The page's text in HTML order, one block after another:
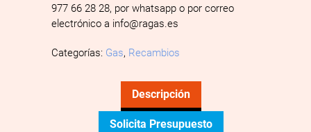
977 66 28 28, por whatsapp o por correo
electrónico a info@ragas.es
Categorías: Gas, Recambios
Descripción
Solicita Presupuesto